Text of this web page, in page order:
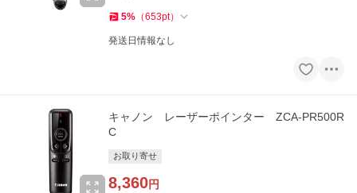
5% （653pt）
発送日情報なし
キャノン レーザーポインター ZCA-PR500R
C
お取り寄せ
8,360円